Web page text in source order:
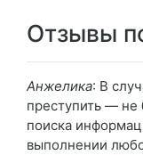
Отзывы
Анжелика: В
преступить — не
поиска
выполнении